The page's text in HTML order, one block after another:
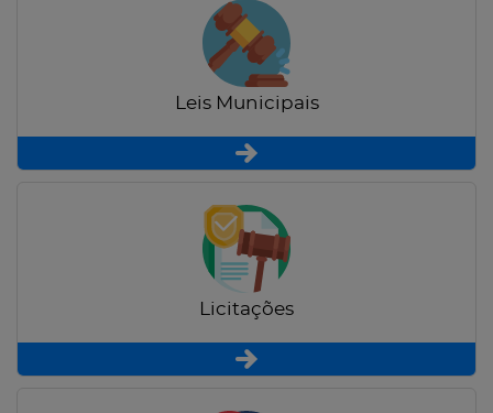
Leis Municipais
Licitações